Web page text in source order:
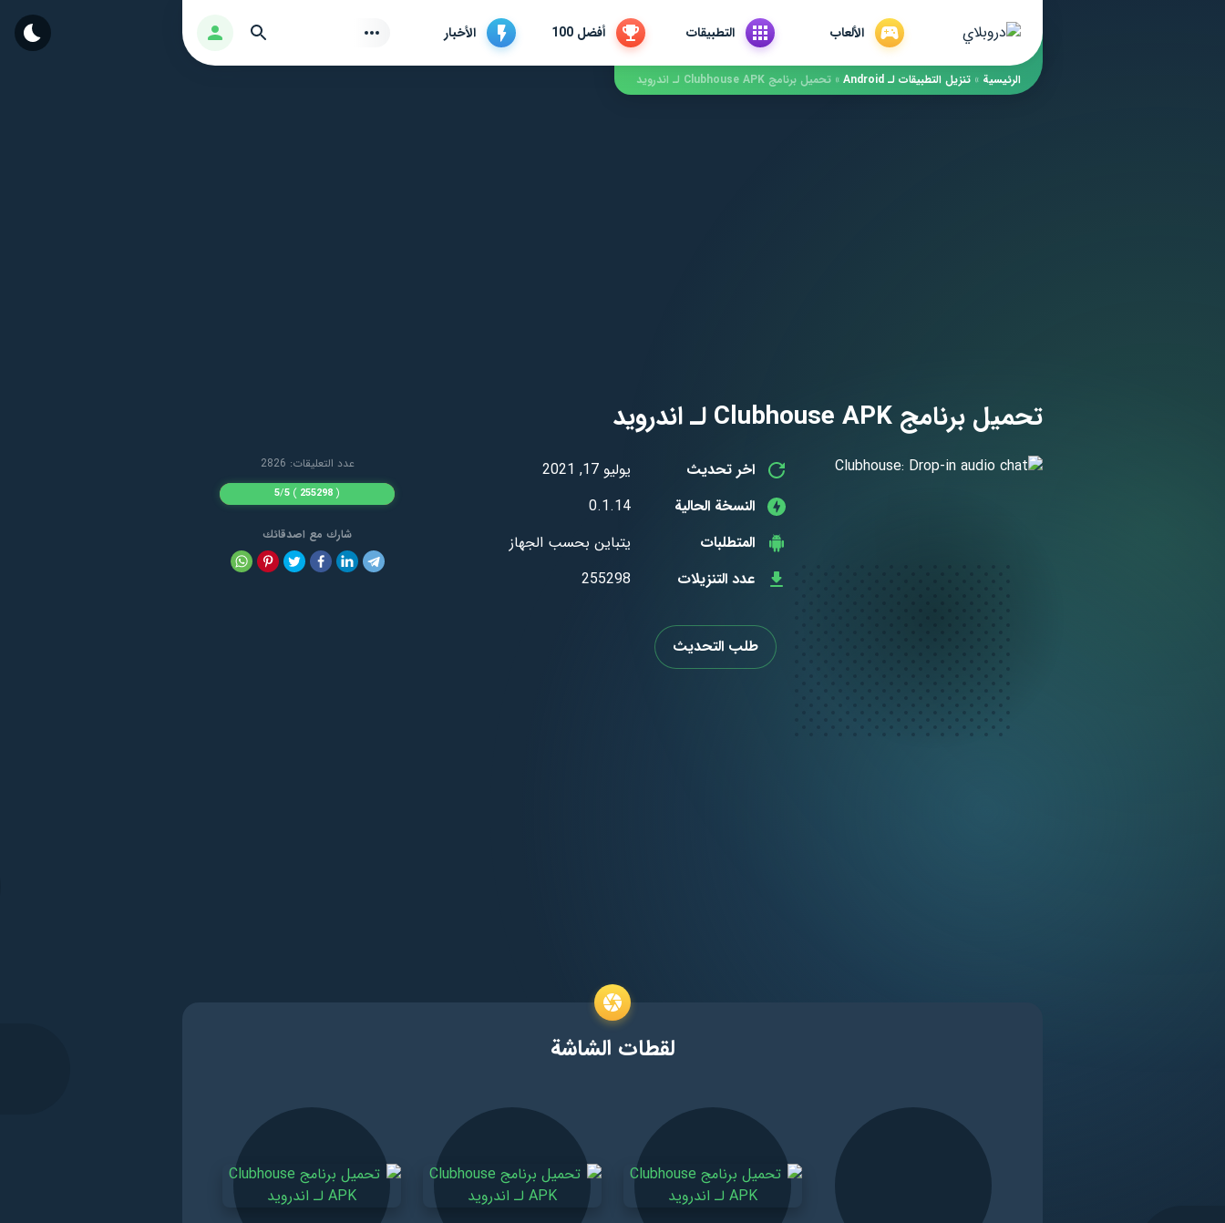
الألعاب التطبيقات أفضل 100 الأخبار تسجيل الدخول بحث
الرئيسية » ​تنزيل التطبيقات لـ ​Android » تحميل برنامج Clubhouse APK لـ اندرويد
تحميل برنامج Clubhouse APK لـ اندرويد
اخر تحديث
يوليو 17, 2021
النسخة الحالية
0.1.14
المتطلبات
يتباين بحسب الجهاز
عدد التنزيلات
255298
عدد التعليقات: 2826
(
255298
)
5/5
شارك مع اصدقائك
طلب التحديث
لقطات الشاشة